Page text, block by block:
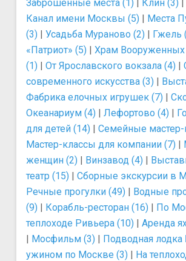
Заброшенные места (1) | Клин (3) |
Канал имени Москвы (5) | Места
(3) | Усадьба Мураново (2) | Гжель
«Патриот» (5) | Храм Вооруженных
(1) | От Ярославского вокзала (4) |
современного искусства (3) |
Фабрика елочных игрушек (7) |
Океанариум (4) | Лефортово (4) |
для детей (14) | Семейные мастер-
Мастер-классы для компании (7) |
женщин (2) | Винзавод (4) |
театр (15) | Сборные экскурсии в
Речные прогулки (49) | Водные
(9) | Корабль-ресторан (16) | По
теплоходе Ривьера (10) | Аренда
| Мосфильм (3) | Подводная лодка
ужином по Москве (3) | На